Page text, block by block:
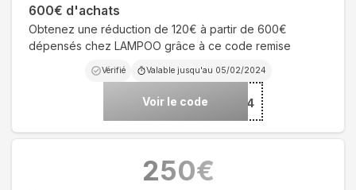
600€ d'achats
Obtenez une réduction de 120€ à partir de 600€
dépensés chez LAMPOO grâce à ce code remise
Vérifié Valable jusqu'au 05/02/2024
Voir le code***TER24
250€